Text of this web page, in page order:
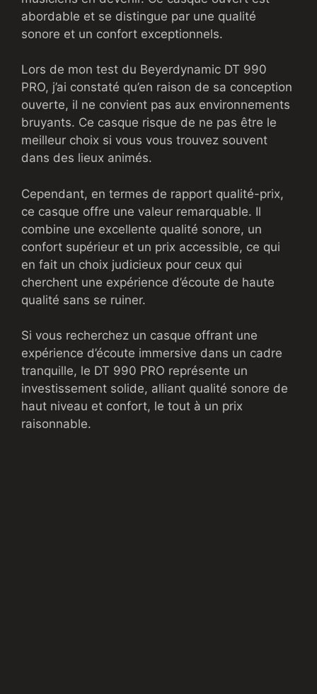
abordable et se distingue par une qualité
sonore et un confort exceptionnels.
Lors de mon test du Beyerdynamic DT 990
PRO, j’ai constaté qu’en raison de sa conception
ouverte, il ne convient pas aux environnements
bruyants. Ce casque risque de ne pas être le
meilleur choix si vous vous trouvez souvent
dans des lieux animés.
Cependant, en termes de rapport qualité-prix,
ce casque offre une valeur remarquable. Il
combine une excellente qualité sonore, un
confort supérieur et un prix accessible, ce qui
en fait un choix judicieux pour ceux qui
cherchent une expérience d’écoute de haute
qualité sans se ruiner.
Si vous recherchez un casque offrant une
expérience d’écoute immersive dans un cadre
tranquille, le DT 990 PRO représente un
investissement solide, alliant qualité sonore de
haut niveau et confort, le tout à un prix
raisonnable.